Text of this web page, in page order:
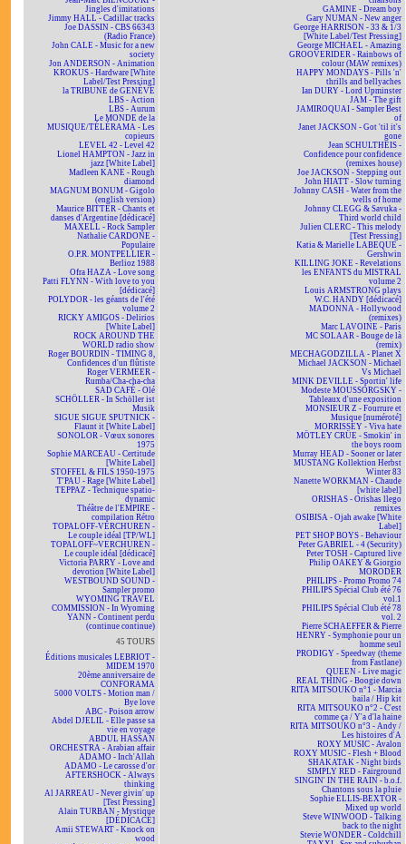
Jingles d'imitations
Jimmy HALL - Cadillac tracks
Joe DASSIN - CBS 66343
(Radio France)
John CALE - Music for a new
society
Jon ANDERSON - Animation
KROKUS - Hardware [White
Label/Test Pressing]
la TRIBUNE de GENÈVE
LBS - Action
LBS - Aurum
Le MONDE de la
MUSIQUE/TÉLÉRAMA - Les
copieurs
LEVEL 42 - Level 42
Lionel HAMPTON - Jazz in
jazz [White Label]
Madleen KANE - Rough
diamond
MAGNUM BONUM - Gigolo
(english version)
Maurice BITTER - Chants et
danses d'Argentine [dédicacé]
MAXELL - Rock Sampler
Nathalie CARDONE -
Populaire
O.P.R. MONTPELLIER -
Berlioz 1988
Ofra HAZA - Love song
Patti FLYNN - With love to you
[dédicacé]
POLYDOR - les géants de l'été
volume 2
RICKY AMIGOS - Delirios
[White Label]
ROCK AROUND THE
WORLD radio show
Roger BOURDIN - TIMING 8,
Confidences d'un flûtiste
Roger VERMEER -
Rumba/Cha-cha-cha
SAD CAFÉ - Olé
SCHÖLLER - In Schöller ist
Musik
SIGUE SIGUE SPUTNICK -
Flaunt it [White Label]
SONOLOR - Vœux sonores
1975
Sophie MARCEAU - Certitude
[White Label]
STOFFEL & FILS 1950-1975
T'PAU - Rage [White Label]
TEPPAZ - Technique spatio-
dynamic
Théâtre de l'EMPIRE -
compilation Rétro
TOPALOFF-VERCHUREN -
Le couple idéal [TP/WL]
TOPALOFF~VERCHUREN -
Le couple idéal [dédicacé]
Victoria PARRY - Love and
devotion [White Label]
WESTBOUND SOUND -
Sampler promo
WYOMING TRAVEL
COMMISSION - In Wyoming
YANN - Continent perdu
(continue continue)
45 TOURS
Éditions musicales LEBRIOT -
MIDEM 1970
20ème anniversaire de
CONFORAMA
5000 VOLTS - Motion man /
Bye love
ABC - Poison arrow
Abdel DJELIL - Elle passe sa
vie en voyage
ABDUL HASSAN
ORCHESTRA - Arabian affair
ADAMO - Inch'Allah
ADAMO - Le carosse d'or
AFTERSHOCK - Always
thinking
Al JARREAU - Never givin' up
[Test Pressing]
Alain TURBAN - Mystique
[DÉDICACÉ]
Amii STEWART - Knock on
wood
GAMINE - Dream boy
Gary NUMAN - New anger
George HARRISON - 33 & 1/3
[White Label/Test Pressing]
George MICHAEL - Amazing
GROOVERIDER - Rainbows of
colour (MAW remixes)
HAPPY MONDAYS - Pills 'n'
thrills and bellyaches
Ian DURY - Lord Upminster
JAM - The gift
JAMIROQUAI - Sampler Best
of
Janet JACKSON - Got 'til it's
gone
Jean SCHULTHEIS -
Confidence pour confidence
(remixes house)
Joe JACKSON - Stepping out
John HIATT - Slow turning
Johnny CASH - Water from the
wells of home
Johnny CLEGG & Savuka -
Third world child
Julien CLERC - This melody
[Test Pressing]
Katia & Marielle LABEQUE -
Gershwin
KILLING JOKE - Revelations
les ENFANTS du MISTRAL
volume 2
Louis ARMSTRONG plays
W.C. HANDY [dédicacé]
MADONNA - Hollywood
(remixes)
Marc LAVOINE - Paris
MC SOLAAR - Bouge de là
(remix)
MECHAGODZILLA - Planet X
Michael JACKSON - Michael
Vs Michael
MINK DEVILLE - Sportin' life
Modeste MOUSSORGSKY -
Tableaux d'une exposition
MONSIEUR Z - Fourrure et
Musique [numéroté]
MORRISSEY - Viva hate
MÖTLEY CRÜE - Smokin' in
the boys room
Murray HEAD - Sooner or later
MUSTANG Kollektion Herbst
Winter 83
Nanette WORKMAN - Chaude
[white label]
ORISHAS - Orishas llego
remixes
OSIBISA - Ojah awake [White
Label]
PET SHOP BOYS - Behaviour
Peter GABRIEL - 4 (Security)
Peter TOSH - Captured live
Philip OAKEY & Giorgio
MORODER
PHILIPS - Promo Promo 74
PHILIPS Spécial Club été 76
vol.1
PHILIPS Spécial Club été 78
vol. 2
Pierre SCHAEFFER & Pierre
HENRY - Symphonie pour un
homme seul
PRODIGY - Speedway (theme
from Fastlane)
QUEEN - Live magic
REAL THING - Boogie down
RITA MITSOUKO n°1 - Marcia
baila / Hip kit
RITA MITSOUKO n°2 - C'est
comme ça / Y'a d'la haine
RITA MITSOUKO n°3 - Andy /
Les histoires d'A
ROXY MUSIC - Avalon
ROXY MUSIC - Flesh + Blood
SHAKATAK - Night birds
SIMPLY RED - Fairground
SINGIN' IN THE RAIN - b.o.f.
Chantons sous la pluie
Sophie ELLIS-BEXTOR -
Mixed up world
Steve WINWOOD - Talking
back to the night
Stevie WONDER - Coldchill